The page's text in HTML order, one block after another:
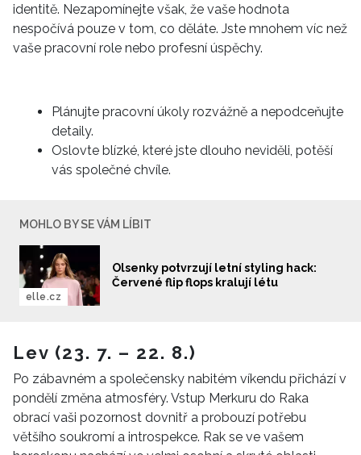
identitě. Nezapomínejte však, že vaše hodnota
nespočívá pouze v tom, co děláte. Jste mnohem víc než
vaše pracovní role nebo profesní úspěchy.
Plánujte pracovní úkoly rozvážně a nepodceňujte
detaily.
Oslovte blízké, které jste dlouho neviděli, potěší
vás společné chvíle.
MOHLO BY SE VÁM LÍBIT
Olsenky potvrzují letní styling hack:
Červené flip flops kralují létu
elle.cz
Lev (23. 7. – 22. 8.)
Po zábavném a společensky nabitém víkendu přichází v
pondělí změna atmosféry. Vstup Merkuru do Raka
obrací vaši pozornost dovnitř a probouzí potřebu
většího soukromí a introspekce. Rak se ve vašem